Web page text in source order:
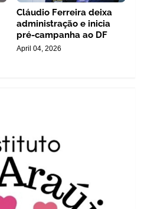
Cláudio Ferreira deixa
administração e inicia
pré-campanha ao DF
April 04, 2026